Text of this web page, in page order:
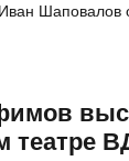
Шаповалов
театре